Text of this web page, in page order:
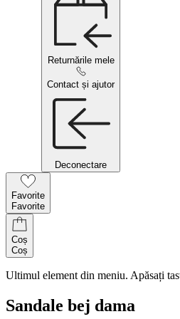
Returnările mele
Contact și ajutor
Deconectare
Favorite
Favorite
Coș
Coș
Ultimul element din meniu. Apăsați
Sandale bej dama